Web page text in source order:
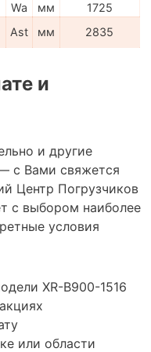
Wa мм
1725
Ast мм 2835
и
и другие
с Вами свяжется
Центр Погрузчиков
с выбором наиболее
условия
XR-B900-1516
или области